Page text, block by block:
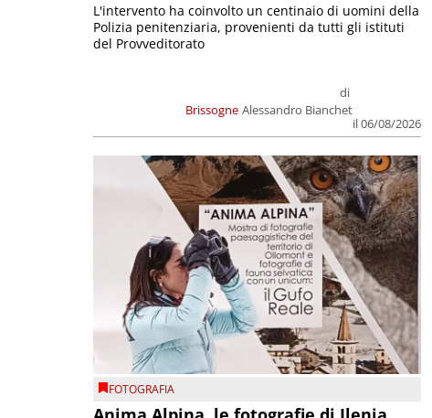
Brissogne
di
Alessandro Bianchet
il 06/08/2026
L'intervento ha coinvolto un centinaio di uomini della
Polizia penitenziaria, provenienti da tutti gli istituti
del Provveditorato
FOTOGRAFIA